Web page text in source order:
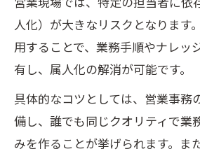
人化）が大きなリスクとなります
用することで、業務手順やナレッ
有し、属人化の解消が可能です。
具体的なコツとしては、営業事務
備し、誰でも同じクオリティで業
みを作ることが挙げられます。ま